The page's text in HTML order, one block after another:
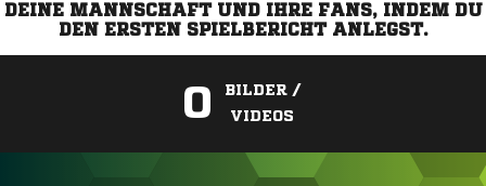
DEINE MANNSCHAFT UND IHRE FANS, INDEM DU
DEN ERSTEN SPIELBERICHT ANLEGST.
0
BILDER /
VIDEOS